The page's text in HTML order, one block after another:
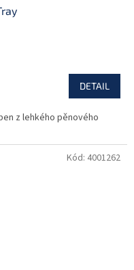
DETAIL
z lehkého pěnového
Kód: 4001262